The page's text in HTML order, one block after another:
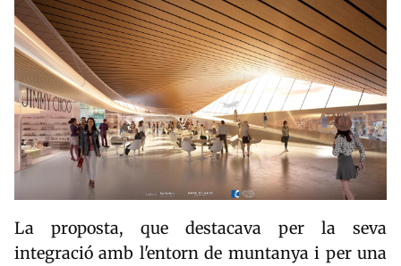
La proposta, que destacava per la seva
integració amb l'entorn de muntanya i per una